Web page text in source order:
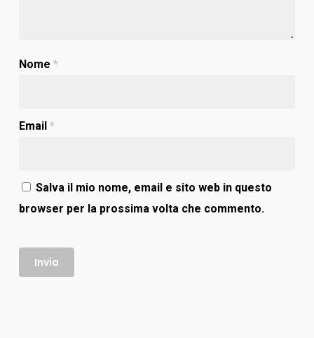
Nome *
Email *
Salva il mio nome, email e sito web in questo
browser per la prossima volta che commento.